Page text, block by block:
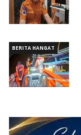
BERITA HANGAT